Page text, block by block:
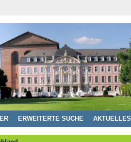
ERWEITERTE SUCHE AKTUELLES